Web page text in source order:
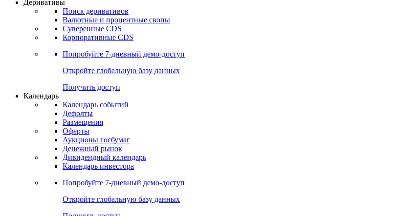
Откройте глобальную базу данных
Получить доступ
Деривативы
Поиск деривативов
Валютные и процентные свопы
Суверенные CDS
Корпоративные CDS
Попробуйте7-дневный
Откройте глобальную базу данных
Получить доступ
Календарь
Календарь событий
Дефолты
Размещения
Оферты
Аукционы госбумаг
Денежный рынок
Дивидендный календарь
Календарь инвестора
Попробуйте7-дневный